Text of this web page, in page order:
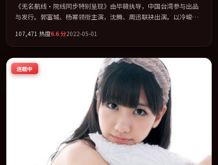
《无名航线·院线同步特别呈现》由毕赣执导，中国台湾参与出品
与发行。郭富城、杨幂领衔主演，沈腾、周迅联袂出演。以冷峻镜
事、表演与视听上力求统一。定于 2022-02-23 在内地院线及主流平
台同步亮相，2022 年度话题片中口碑稳健，适合喜欢强情节与人物
弧光的观众完整观看。
107,471 热度6.6分2022-05-01
连载中